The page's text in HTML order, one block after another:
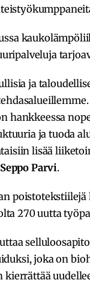
ja
hankkeessa
ja tuoda
lisää
Seppo Parvi.
poistotekstiilejä
270 uutta
joka on